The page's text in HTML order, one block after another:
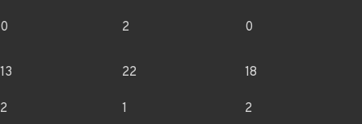
0 2 0
13
2
22
1
18
2